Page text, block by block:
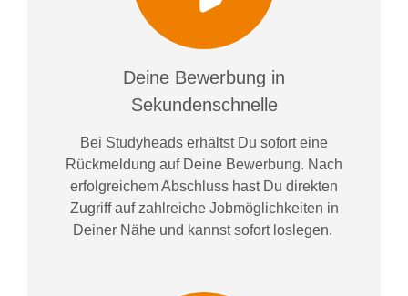
Deine Bewerbung in
Sekundenschnelle
Bei Studyheads erhältst Du sofort eine
Rückmeldung auf Deine Bewerbung. Nach
erfolgreichem Abschluss hast Du direkten
Zugriff auf zahlreiche Jobmöglichkeiten in
Deiner Nähe und kannst sofort loslegen.